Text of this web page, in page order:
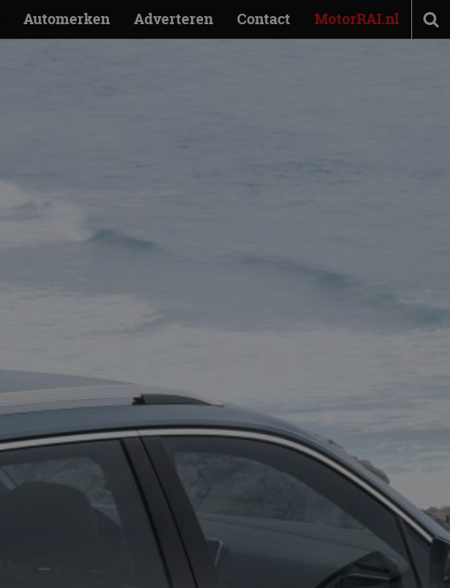
Automerken Adverteren Contact MotorRAI.nl